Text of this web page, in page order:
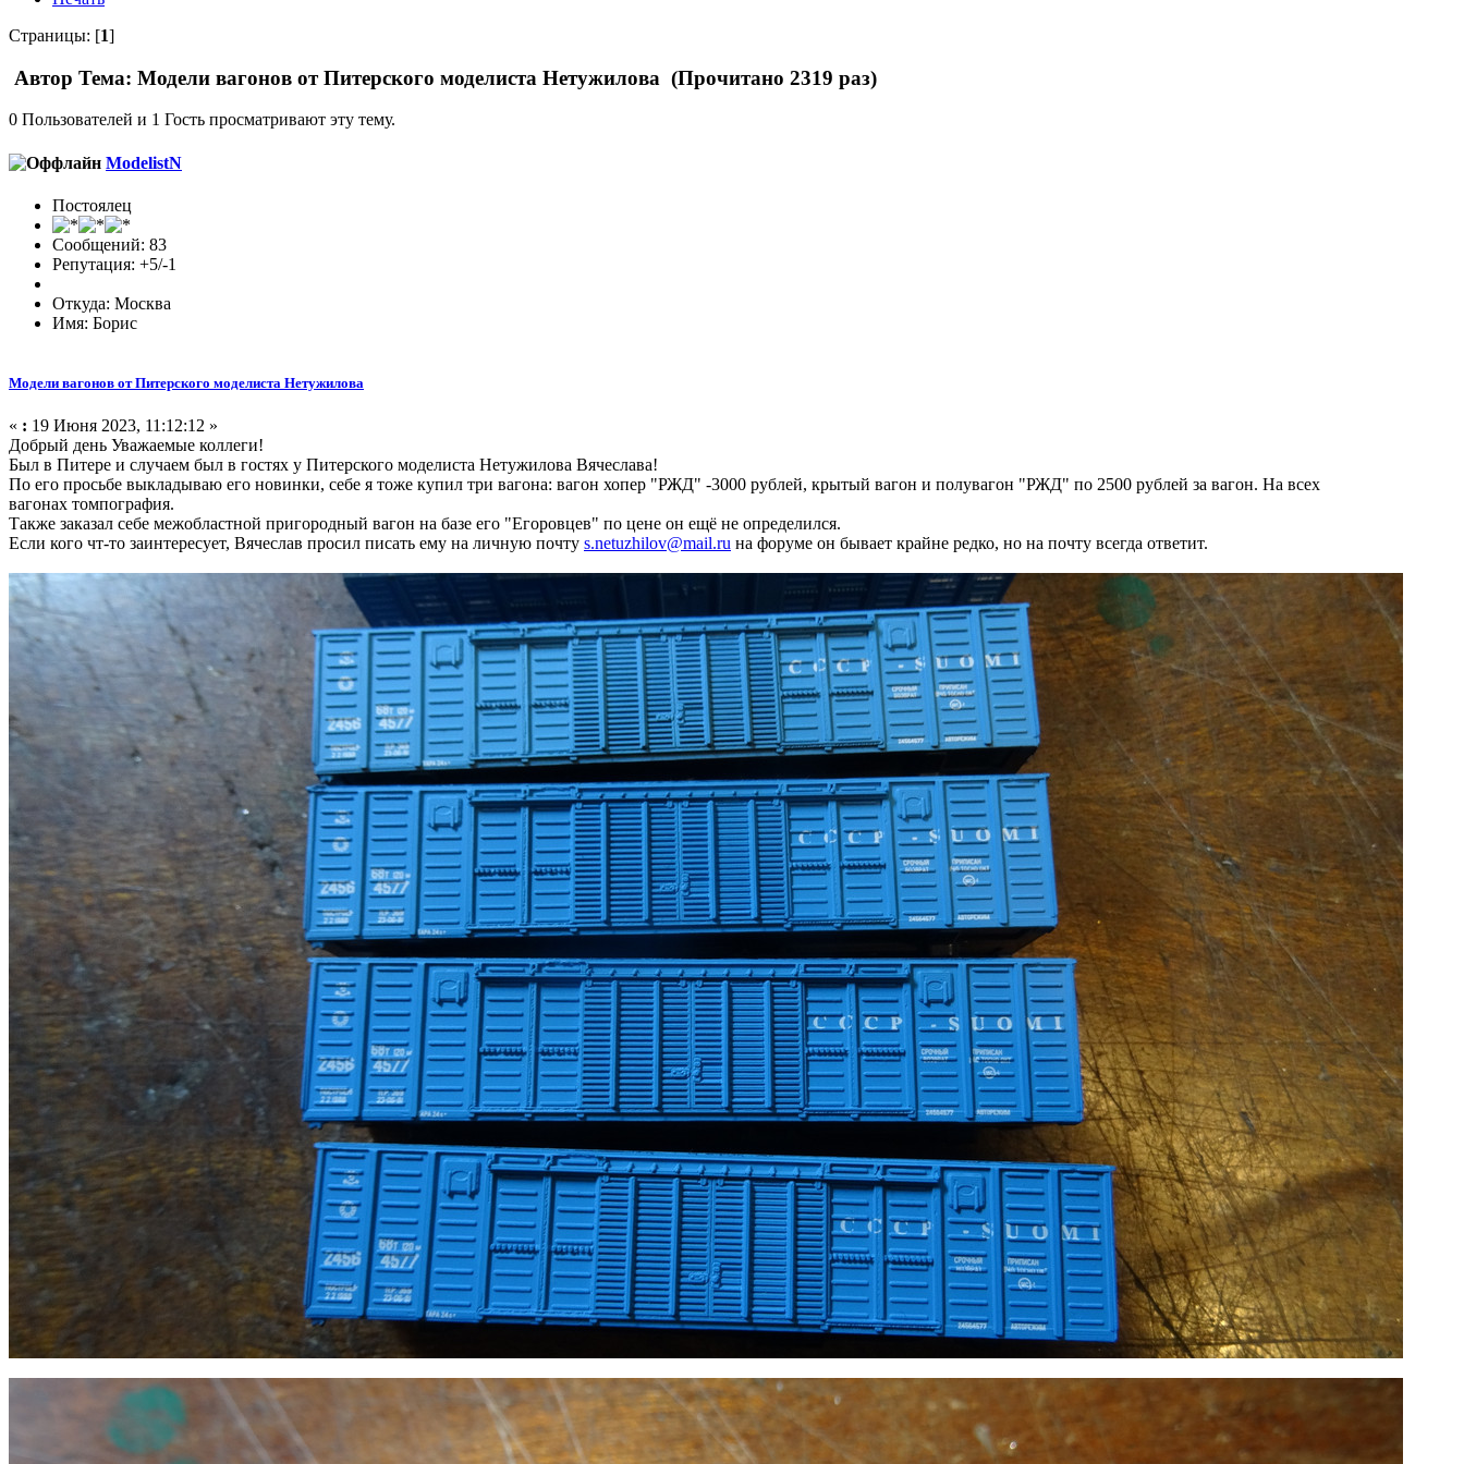
Страницы: [1]
Автор Тема: Модели вагонов от Питерского моделиста Нетужилова (Прочитано 2319 раз)
0 Пользователей и 1 Гость просматривают эту тему.
ModelistN
Постоялец
Сообщений: 83
Репутация: +5/-1
Откуда: Москва
Имя: Борис
Модели вагонов от Питерского моделиста Нетужилова
« : 19 Июня 2023, 11:12:12 »
Добрый день Уважаемые коллеги!
Был в Питере и случаем был в гостях у Питерского моделиста Нетужилова Вячеслава!
По его просьбе выкладываю его новинки, себе я тоже купил три вагона: вагон хопер "РЖД" -3000 рублей, крытый вагон и полувагон "РЖД" по 2500 рублей за вагон. На всех
вагонах томпография.
Также заказал себе межобластной пригородный вагон на базе его "Егоровцев" по цене он ещё не определился.
Если кого чт-то заинтересует, Вячеслав просил писать ему на личную почту s.netuzhilov@mail.ru на форуме он бывает крайне редко, но на почту всегда ответит.